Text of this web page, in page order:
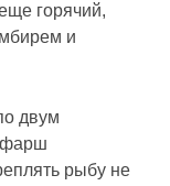
горячий,
и
двум
фарш
рыбу не